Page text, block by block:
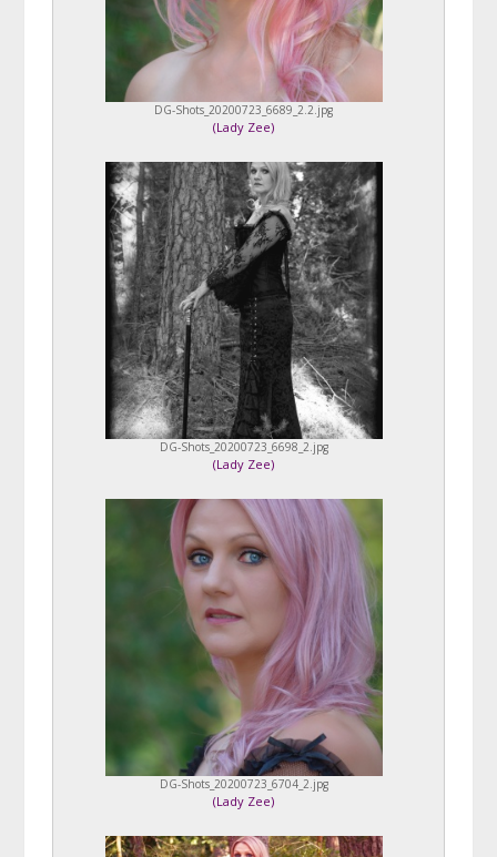
DG-Shots_20200723_6689_2.2.jpg
(Lady Zee)
DG-Shots_20200723_6698_2.jpg
(Lady Zee)
DG-Shots_20200723_6704_2.jpg
(Lady Zee)